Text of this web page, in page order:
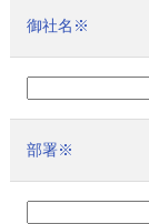
御社名 ※
部署※